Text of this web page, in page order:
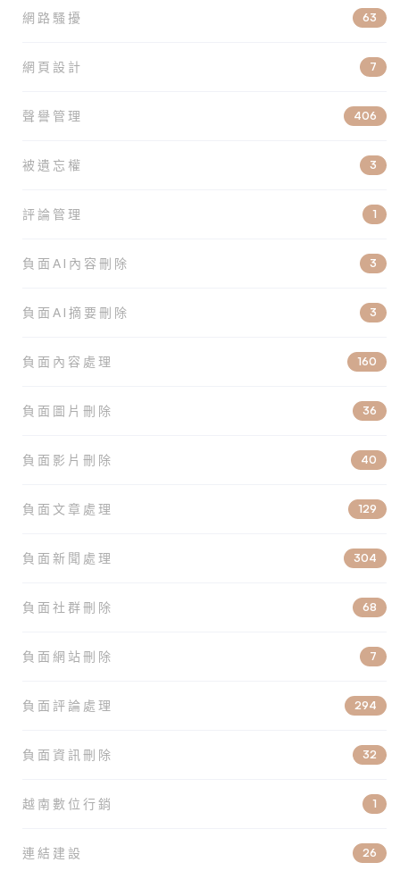
網路騷擾 63
網頁設計 7
聲譽管理 406
被遺忘權 3
評論管理 1
負面AI內容刪除 3
負面AI摘要刪除 3
負面內容處理 160
負面圖片刪除 36
負面影片刪除 40
負面文章處理 129
負面新聞處理 304
負面社群刪除 68
負面網站刪除 7
負面評論處理 294
負面資訊刪除 32
越南數位行銷 1
連結建設 26